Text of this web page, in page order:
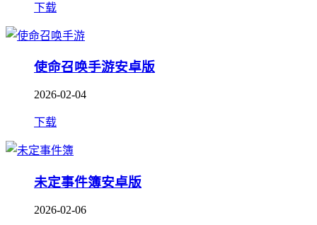
下载
使命召唤手游安卓版
2026-02-04
下载
未定事件簿安卓版
2026-02-06